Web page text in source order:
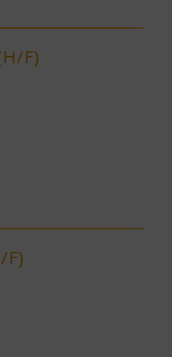
F)
F)